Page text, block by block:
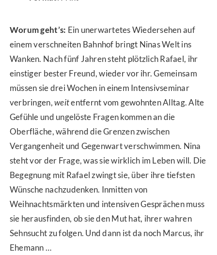
Worum geht’s: Ein unerwartetes Wiedersehen auf
einem verschneiten Bahnhof bringt Ninas Welt ins
Wanken. Nach fünf Jahren steht plötzlich Rafael, ihr
einstiger bester Freund, wieder vor ihr. Gemeinsam
müssen sie drei Wochen in einem Intensivseminar
verbringen,weitentfernt vom gewohnten Alltag. Alte
Gefühle und ungelöste Fragen kommen an die
Oberfläche, während die Grenzen zwischen
Vergangenheit und Gegenwart verschwimmen. Nina
steht vor der Frage, was sie wirklich im Leben will. Die
Begegnung mit Rafael zwingt sie, über ihre tiefsten
Wünsche nachzudenken. Inmitten von
Weihnachtsmärkten und intensiven Gesprächen muss
sie herausfinden, ob sie den Mut hat, ihrer wahren
Sehnsucht zu folgen. Und dann ist da noch Marcus, ihr
Ehemann …